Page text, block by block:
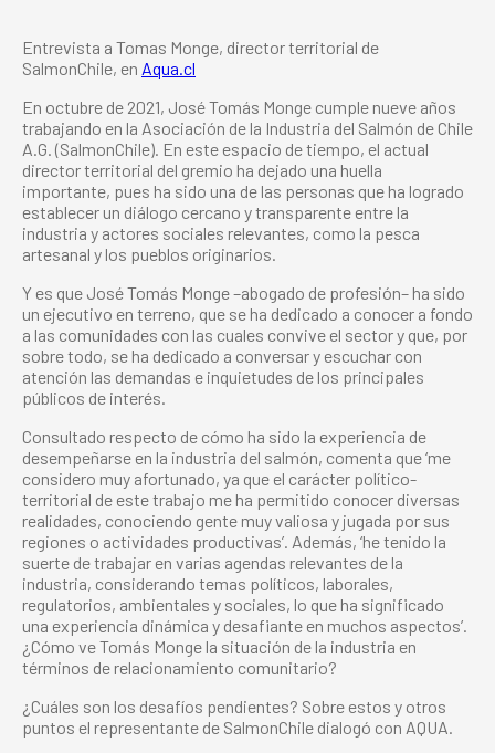
Entrevista a Tomas Monge, director territorial de
SalmonChile, en Aqua.cl
En octubre de 2021, José Tomás Monge cumple nueve años
trabajando en la Asociación de la Industria del Salmón de Chile
A.G. (SalmonChile). En este espacio de tiempo, el actual
director territorial del gremio ha dejado una huella
importante, pues ha sido una de las personas que ha logrado
establecer un diálogo cercano y transparente entre la
industria y actores sociales relevantes, como la pesca
artesanal y los pueblos originarios.
Y es que José Tomás Monge –abogado de profesión– ha sido
un ejecutivo en terreno, que se ha dedicado a conocer a fondo
a las comunidades con las cuales convive el sector y que, por
sobre todo, se ha dedicado a conversar y escuchar con
atención las demandas e inquietudes de los principales
públicos de interés.
Consultado respecto de cómo ha sido la experiencia de
desempeñarse en la industria del salmón, comenta que ‘me
considero muy afortunado, ya que el carácter político-
territorial de este trabajo me ha permitido conocer diversas
realidades, conociendo gente muy valiosa y jugada por sus
regiones o actividades productivas’. Además, ‘he tenido la
suerte de trabajar en varias agendas relevantes de la
industria, considerando temas políticos, laborales,
regulatorios, ambientales y sociales, lo que ha significado
una experiencia dinámica y desafiante en muchos aspectos’.
¿Cómo ve Tomás Monge la situación de la industria en
términos de relacionamiento comunitario?
¿Cuáles son los desafíos pendientes? Sobre estos y otros
puntos el representante de SalmonChile dialogó con AQUA.